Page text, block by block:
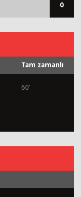
0
Tam zamanlı
60'